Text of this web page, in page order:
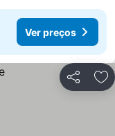
Ver preços
Partilhar